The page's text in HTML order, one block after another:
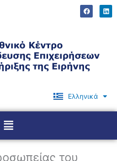
F
a
c
L
i
n
Ελληνικά
English
Menu
του